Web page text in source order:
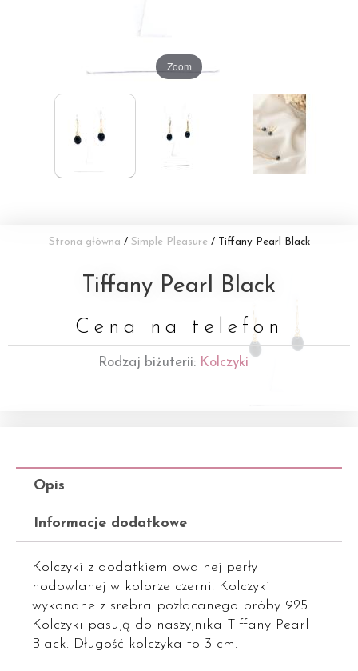
Zoom
Strona główna / Simple Pleasure/ Tiffany Pearl Black
Tiffany Pearl Black
Cena na telefon
Rodzaj biżuterii: Kolczyki
Opis
Informacje dodatkowe
Kolczyki z dodatkiem owalnej perły
hodowlanej w kolorze czerni. Kolczyki
wykonane z srebra pozłacanego próby 925.
Kolczyki pasują do naszyjnika Tiffany Pearl
Black. Długość kolczyka to 3 cm.